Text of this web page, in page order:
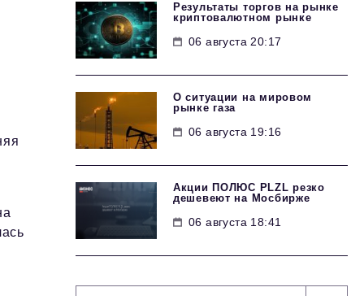
Результаты торгов на рынке
криптовалютном рынке
06 августа 20:17
О ситуации на мировом
рынке газа
06 августа 19:16
Акции ПОЛЮС PLZL резко
дешевеют на Мосбирже
06 августа 18:41